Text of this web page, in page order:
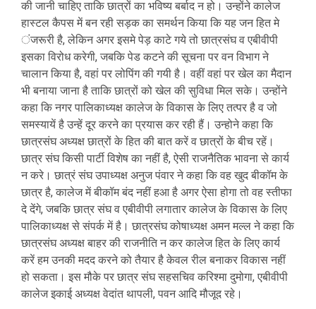
की जानी चाहिए ताकि छात्रों का भविष्य बर्बाद न हो। उन्होंने कालेज
हास्टल कैपस में बन रही सड़क का समर्थन किया कि यह जन हित मे
ंजरूरी है, लेकिन अगर इसमे पेड़ काटे गये तो छात्रसंघ व एबीवीपी
इसका विरोध करेगी, जबकि पेड कटने की सूचना पर वन विभाग ने
चालान किया है, वहां पर लोपिंग की गयी है। वहीं वहां पर खेल का मैदान
भी बनाया जाना है ताकि छात्रों को खेल की सुविधा मिल सके। उन्होंने
कहा कि नगर पालिकाध्यक्ष कालेज के विकास के लिए तत्पर है व जो
समस्यायें है उन्हें दूर करने का प्रयास कर रही हैं। उन्होने कहा कि
छात्रसंघ अध्यक्ष छात्रों के हित की बात करें व छात्रों के बीच रहें।
छात्र संघ किसी पार्टी विशेष का नहीं है, ऐसी राजनैतिक भावना से कार्य
न करे। छात्रं संघ उपाध्यक्ष अनुज पंवार ने कहा कि वह खुद बीकॉम के
छात्र है, कालेज में बीकॉम बंद नहीं हआ है अगर ऐसा होगा तो वह स्तीफा
दे देंगे, जबकि छात्र संघ व एबीवीपी लगातार कालेज के विकास के लिए
पालिकाध्यक्ष से संपर्क में है। छात्रसंघ कोषाध्यक्ष अमन मल्ल ने कहा कि
छात्रसंघ अध्यक्ष बाहर की राजनीति न कर कालेज हित के लिए कार्य
करें हम उनकी मदद करने को तैयार है केवल रील बनाकर विकास नहीं
हो सकता। इस मौके पर छात्र संघ सहसचिव करिश्मा दुमोगा, एबीवीपी
कालेज इकाई अध्यक्ष वेदांत थापली, पवन आदि मौजूद रहे।